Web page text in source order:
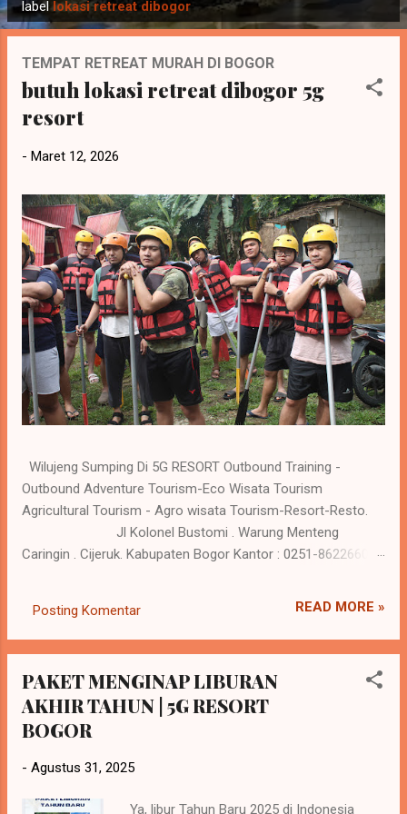
o
s
labellokasi retreat dibogor
TEMPAT RETREAT MURAH DI BOGOR
butuh lokasi retreat dibogor 5g
resort
- Maret 12, 2026
Wilujeng Sumping Di 5G RESORT Outbound Training -
Outbound Adventure Tourism-Eco Wisata Tourism
Agricultural Tourism - Agro wisata Tourism-Resort-Resto.
Jl Kolonel Bustomi . Warung Menteng
Caringin . Cijeruk. Kabupaten Bogor Kantor : 0251-86226600
Merangkul harmoni kehidupan dan alam , saat Anda
menghargai perjalanan dan pengalaman tak terlupakan di 5G
Resort. Kebutuhan resort atau tempat semacamnya jadi
keluar dari rutinitas dan melakukan kegiatan refreshing
sangat baik bagi kesehatan tubuh. Seperti batrei yang di
charge ulang sehingga menambah energy yang sudah
penyakit tubuh. Tubuh yang sehat akan menambah
Posting Komentar READ MORE »
PAKET MENGINAP LIBURAN
AKHIR TAHUN | 5G RESORT
BOGOR
- Agustus 31, 2025
Ya, libur Tahun Baru 2025 di Indonesia